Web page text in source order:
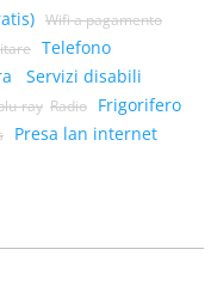
Wifi a pagamento
Telefono
Servizi disabili
ray Radio Frigorifero
Presa lan internet